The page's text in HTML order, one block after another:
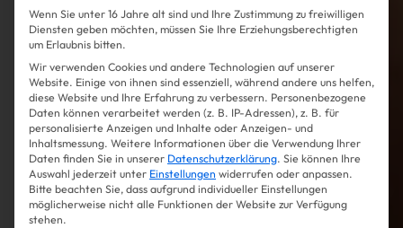
Wenn Sie unter 16 Jahre alt sind und Ihre Zustimmung zu freiwilligen
Diensten geben möchten, müssen Sie Ihre Erziehungsberechtigten
um Erlaubnis bitten.
Wir verwenden Cookies und andere Technologien auf unserer
Website. Einige von ihnen sind essenziell, während andere uns helfen,
diese Website und Ihre Erfahrung zu verbessern. Personenbezogene
Daten können verarbeitet werden (z. B. IP-Adressen), z. B. für
personalisierte Anzeigen und Inhalte oder Anzeigen- und
Inhaltsmessung. Weitere Informationen über die Verwendung Ihrer
Daten finden Sie in unserer Datenschutzerklärung. Sie können Ihre
Auswahl jederzeit unter Einstellungen widerrufen oder anpassen.
Bitte beachten Sie, dass aufgrund individueller Einstellungen
möglicherweise nicht alle Funktionen der Website zur Verfügung
stehen.